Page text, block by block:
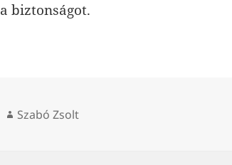
biztonságot.
Szerző
Szabó Zsolt